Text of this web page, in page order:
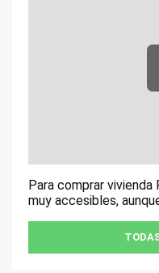
Para comprar
muy accesibles,